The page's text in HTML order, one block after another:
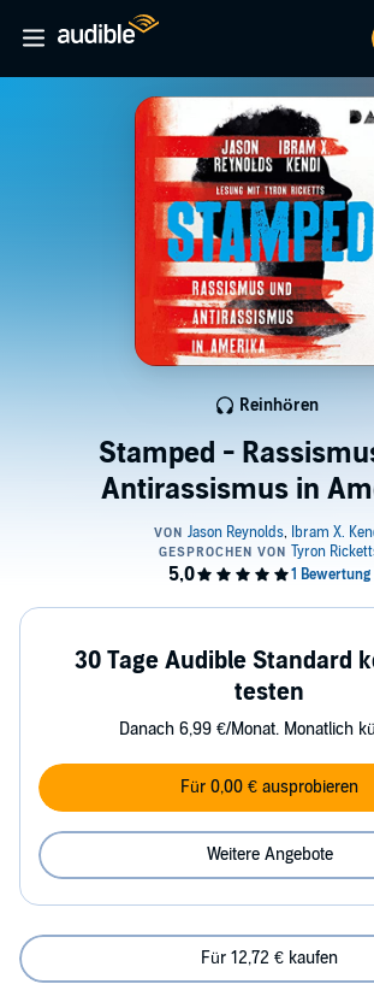
Stamped -
Antirassismus in
Reinhören
30 Tage Audible Standard
testen
Danach 6,99 €/Monat. Monatlich
Für 0,00 € ausprobieren
Weitere Angebote
Für 12,72 € kaufen